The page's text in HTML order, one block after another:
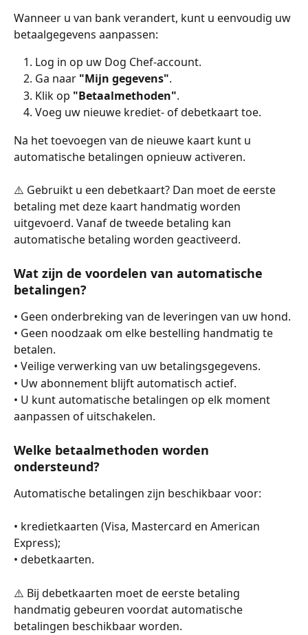
Wanneer u van bank verandert, kunt u eenvoudig uw
betaalgegevens aanpassen:
Log in op uw Dog Chef-account.
Ga naar "Mijn gegevens".
Klik op "Betaalmethoden".
Voeg uw nieuwe krediet- of debetkaart toe.
Na het toevoegen van de nieuwe kaart kunt u
automatische betalingen opnieuw activeren.
⚠️ Gebruikt u een debetkaart? Dan moet de eerste
betaling met deze kaart handmatig worden
uitgevoerd. Vanaf de tweede betaling kan
automatische betaling worden geactiveerd.
Wat zijn de voordelen van automatische
betalingen?
• Geen onderbreking van de leveringen van uw hond.
• Geen noodzaak om elke bestelling handmatig te
betalen.
• Veilige verwerking van uw betalingsgegevens.
• Uw abonnement blijft automatisch actief.
• U kunt automatische betalingen op elk moment
aanpassen of uitschakelen.
Welke betaalmethoden worden
ondersteund?
Automatische betalingen zijn beschikbaar voor:
• kredietkaarten (Visa, Mastercard en American
Express);
• debetkaarten.
⚠️ Bij debetkaarten moet de eerste betaling
handmatig gebeuren voordat automatische
betalingen beschikbaar worden.